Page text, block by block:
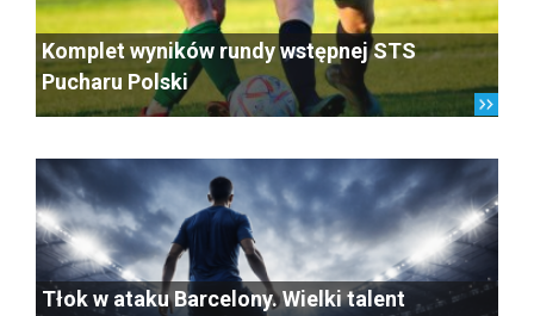
Komplet wyników rundy wstępnej STS
Pucharu Polski
Tłok w ataku Barcelony. Wielki talent